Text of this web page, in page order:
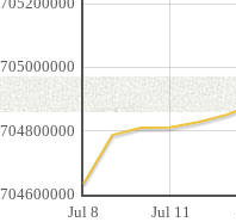
Jul 8 Jul 11
704600000
704800000
705000000